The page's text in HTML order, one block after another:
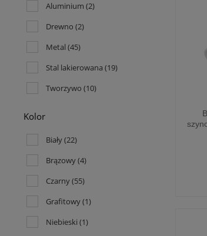
Aluminium (2)
Drewno (2)
Metal (45)
Stal lakierowana (19)
Tworzywo (10)
Kolor
Biały(22)
Brązowy(4)
Czarny(55)
Grafitowy(1)
Niebieski (1)